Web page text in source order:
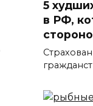
5
в РФ,